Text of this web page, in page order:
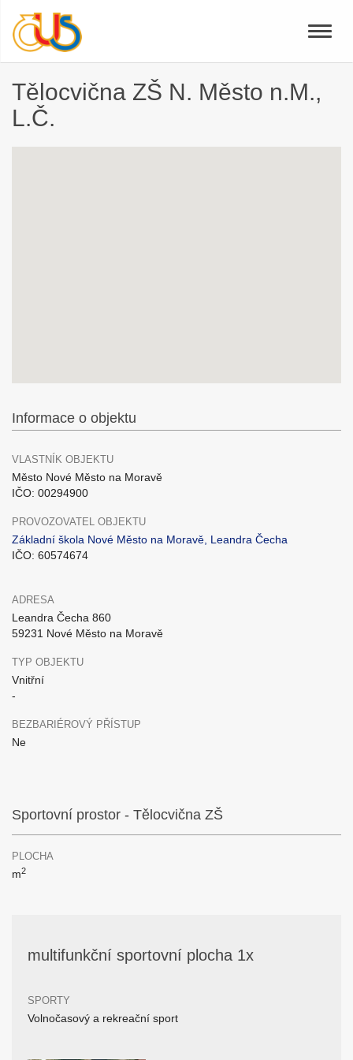
Toggle
Tělocvična ZŠ N. Město n.M.,
L.Č.
Informace o objektu
VLASTNÍK OBJEKTU
Město Nové Město na Moravě
IČO: 00294900
PROVOZOVATEL OBJEKTU
Základní škola Nové Město na Moravě, Leandra Čecha
IČO: 60574674
ADRESA
Leandra Čecha 860
59231 Nové Město na Moravě
TYP OBJEKTU
Vnitřní
-
BEZBARIÉROVÝ PŘÍSTUP
Ne
Sportovní prostor - Tělocvična ZŠ
PLOCHA
m2
multifunkční sportovní plocha 1x
SPORTY
Volnočasový a rekreační sport